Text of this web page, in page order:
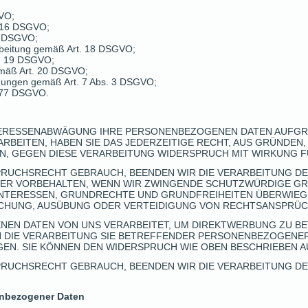
DSGVO;
gemäß Art. 18 DSGVO;
DSGVO;
Art. 20 DSGVO;
gemäß Art. 7 Abs. 3 DSGVO;
DSGVO.
IHRE PERSONENBEZOGENEN DATEN
HABEN SIE DAS JEDERZEITIGE RECHT, AUS
GEGEN DIESE VERARBEITUNG WIDERSPRUCH MIT WIRKUNG
GEBRAUCH, BEENDEN WIR DIE VERARBEITUNG
VORBEHALTEN, WENN WIR ZWINGENDE SCHUTZWÜRDIGE
GRUNDRECHTE UND GRUNDFREIHEITEN
AUSÜBUNG ODER VERTEIDIGUNG VON
DATEN VON UNS VERARBEITET, UM DIREKTWERBUNG ZU
VERARBEITUNG SIE BETREFFENDER
SIE KÖNNEN DEN WIDERSPRUCH WIE OBEN BESCHRIEBEN
GEBRAUCH, BEENDEN WIR DIE VERARBEITUNG
Daten